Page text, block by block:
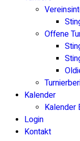
Offene
Kalender
Kalender
Login
Kontakt